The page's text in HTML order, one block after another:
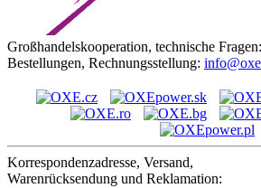
Großhandelskooperation, technische Fragen:
Bestellungen, Rechnungsstellung:
Korrespondenzadresse, Versand,
Warenrücksendung und Reklamation: